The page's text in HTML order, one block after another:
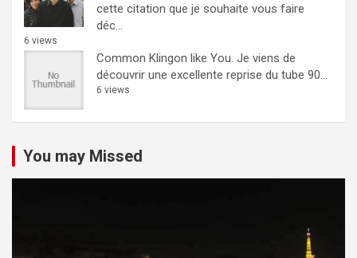
cette citation que je souhaite vous faire
déc...
6 views
Common Klingon like You. Je viens de
découvrir une excellente reprise du tube 90...
6 views
You may Missed